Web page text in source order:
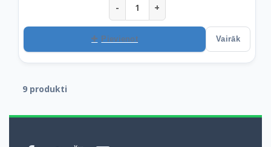
- +
Pievienot Vairāk
9 produkti